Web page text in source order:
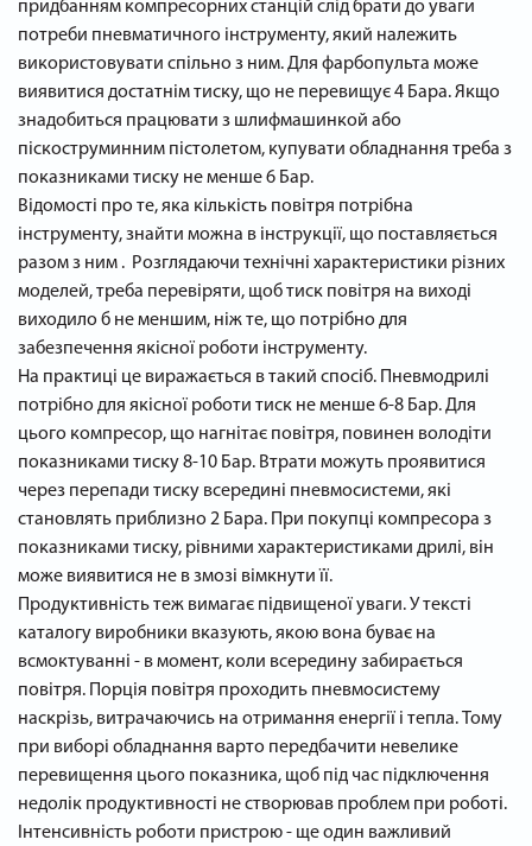
придбанням компресорних станцій слід брати до уваги
потреби пневматичного інструменту, який належить
використовувати спільно з ним. Для фарбопульта може
виявитися достатнім тиску, що не перевищує 4 Бара. Якщо
знадобиться працювати з шлифмашинкой або
піскоструминним пістолетом, купувати обладнання треба з
показниками тиску не менше 6 Бар.
Відомості про те, яка кількість повітря потрібна
інструменту, знайти можна в інструкції, що поставляється
разом з ним . Розглядаючи технічні характеристики різних
моделей, треба перевіряти, щоб тиск повітря на виході
виходило б не меншим, ніж те, що потрібно для
забезпечення якісної роботи інструменту.
На практиці це виражається в такий спосіб. Пневмодрилі
потрібно для якісної роботи тиск не менше 6-8 Бар. Для
цього компресор, що нагнітає повітря, повинен володіти
показниками тиску 8-10 Бар. Втрати можуть проявитися
через перепади тиску всередині пневмосистеми, які
становлять приблизно 2 Бара. При покупці компресора з
показниками тиску, рівними характеристиками дрилі, він
може виявитися не в змозі вімкнути її.
Продуктивність теж вимагає підвищеної уваги. У тексті
каталогу виробники вказують, якою вона буває на
всмоктуванні - в момент, коли всередину забирається
повітря. Порція повітря проходить пневмосистему
наскрізь, витрачаючись на отримання енергії і тепла. Тому
при виборі обладнання варто передбачити невелике
перевищення цього показника, щоб під час підключення
недолік продуктивності не створював проблем при роботі.
Інтенсивність роботи пристрою - ще один важливий